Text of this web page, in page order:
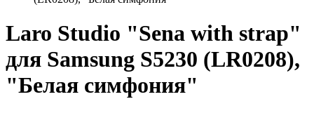
Laro Studio "Sena with strap"
для Samsung S5230 (LR0208),
"Белая симфония"